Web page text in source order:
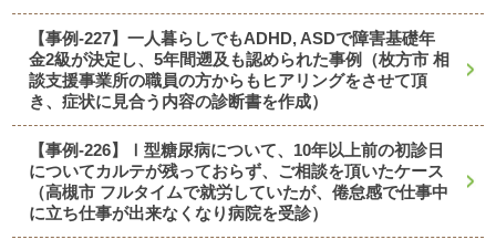
【事例-227】一人暮らしでもADHD, ASDで障害基礎年
金2級が決定し、5年間遡及も認められた事例（枚方市 相
談支援事業所の職員の方からもヒアリングをさせて頂
き、症状に見合う内容の診断書を作成）
【事例-226】Ⅰ型糖尿病について、10年以上前の初診日
についてカルテが残っておらず、ご相談を頂いたケース
（高槻市 フルタイムで就労していたが、倦怠感で仕事中
に立ち仕事が出来なくなり病院を受診）